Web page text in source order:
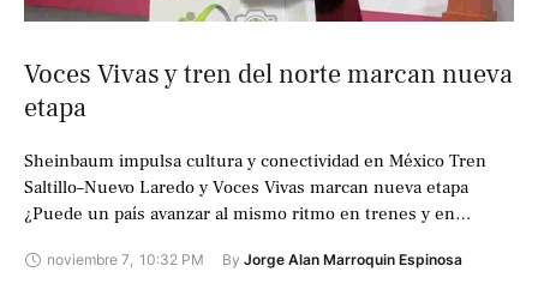
Voces Vivas y tren del norte marcan nueva
etapa
Sheinbaum impulsa cultura y conectividad en México Tren
Saltillo–Nuevo Laredo y Voces Vivas marcan nueva etapa
¿Puede un país avanzar al mismo ritmo en trenes y en
noviembre 7, 10:32 PM By Jorge Alan Marroquin Espinosa